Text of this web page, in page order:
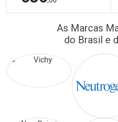
Por Menos
As Marcas
do Brasil e